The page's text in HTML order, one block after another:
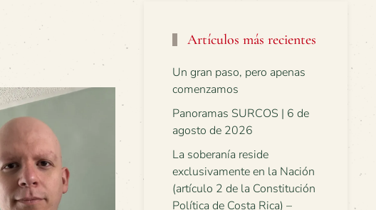
Artículos más recientes
Un gran paso, pero apenas
comenzamos
Panoramas SURCOS | 6 de
agosto de 2026
La soberanía reside
exclusivamente en la Nación
(artículo 2 de la Constitución
Política de Costa Rica) –